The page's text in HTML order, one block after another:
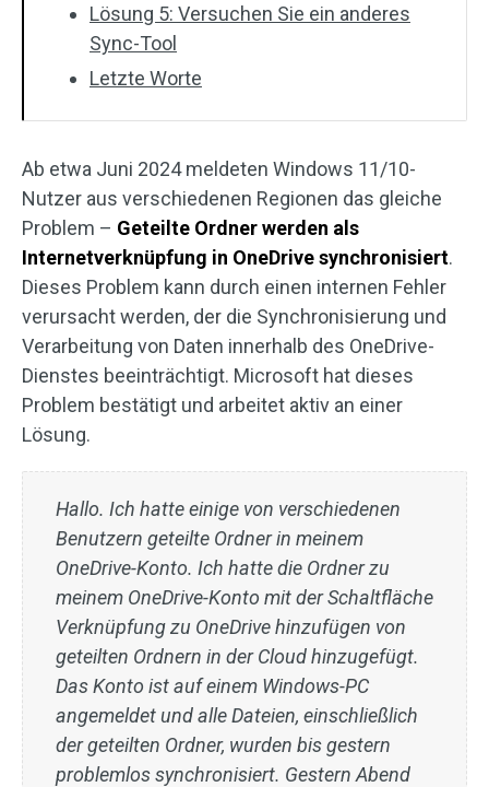
Lösung 5: Versuchen Sie ein anderes
Sync-Tool
Letzte Worte
Ab etwa Juni 2024 meldeten Windows 11/10-
Nutzer aus verschiedenen Regionen das gleiche
Problem – Geteilte Ordner werden als
Internetverknüpfung in OneDrive synchronisiert.
Dieses Problem kann durch einen internen Fehler
verursacht werden, der die Synchronisierung und
Verarbeitung von Daten innerhalb des OneDrive-
Dienstes beeinträchtigt. Microsoft hat dieses
Problem bestätigt und arbeitet aktiv an einer
Lösung.
Hallo. Ich hatte einige von verschiedenen
Benutzern geteilte Ordner in meinem
OneDrive-Konto. Ich hatte die Ordner zu
meinem OneDrive-Konto mit der Schaltfläche
Verknüpfung zu OneDrive hinzufügen von
geteilten Ordnern in der Cloud hinzugefügt.
Das Konto ist auf einem Windows-PC
angemeldet und alle Dateien, einschließlich
der geteilten Ordner, wurden bis gestern
problemlos synchronisiert. Gestern Abend